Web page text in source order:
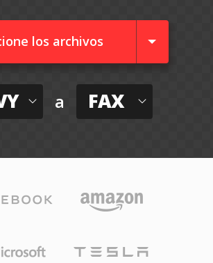
los archivos
a FAX